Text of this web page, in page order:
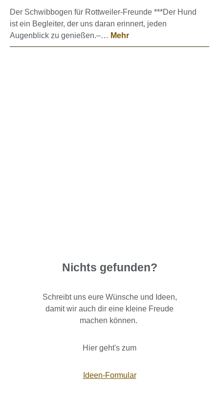
Der Schwibbogen für Rottweiler-Freunde ***Der Hund
ist ein Begleiter, der uns daran erinnert, jeden
Augenblick zu genießen.–… Mehr
Nichts gefunden?
Schreibt uns eure Wünsche und Ideen,
damit wir auch dir eine kleine Freude
machen können.
Hier geht's zum
Ideen-Formular